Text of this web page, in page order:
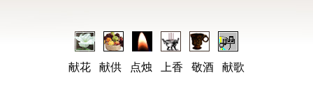
献花 献供 点烛 上香 敬酒 献歌